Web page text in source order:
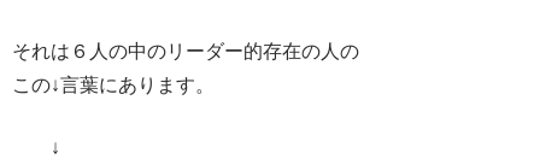
それは６人の中のリーダー的存在の人の
この↓言葉にあります。
↓